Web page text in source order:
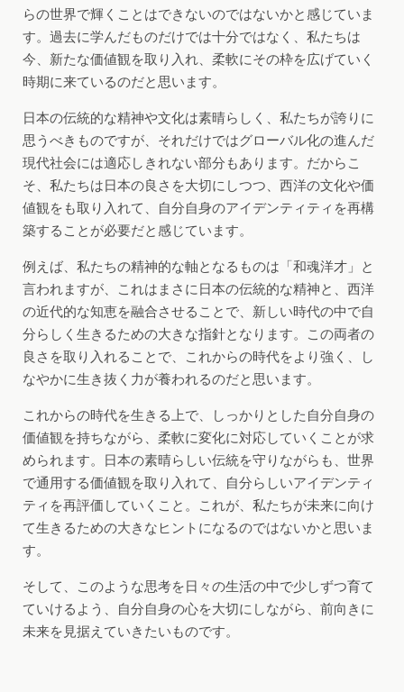
らの世界で輝くことはできないのではないかと感じていま
す。過去に学んだものだけでは十分ではなく、私たちは
今、新たな価値観を取り入れ、柔軟にその枠を広げていく
時期に来ているのだと思います。
日本の伝統的な精神や文化は素晴らしく、私たちが誇りに
思うべきものですが、それだけではグローバル化の進んだ
現代社会には適応しきれない部分もあります。だからこ
そ、私たちは日本の良さを大切にしつつ、西洋の文化や価
値観をも取り入れて、自分自身のアイデンティティを再構
築することが必要だと感じています。
例えば、私たちの精神的な軸となるものは「和魂洋才」と
言われますが、これはまさに日本の伝統的な精神と、西洋
の近代的な知恵を融合させることで、新しい時代の中で自
分らしく生きるための大きな指針となります。この両者の
良さを取り入れることで、これからの時代をより強く、し
なやかに生き抜く力が養われるのだと思います。
これからの時代を生きる上で、しっかりとした自分自身の
価値観を持ちながら、柔軟に変化に対応していくことが求
められます。日本の素晴らしい伝統を守りながらも、世界
で通用する価値観を取り入れて、自分らしいアイデンティ
ティを再評価していくこと。これが、私たちが未来に向け
て生きるための大きなヒントになるのではないかと思いま
す。
そして、このような思考を日々の生活の中で少しずつ育て
ていけるよう、自分自身の心を大切にしながら、前向きに
未来を見据えていきたいものです。